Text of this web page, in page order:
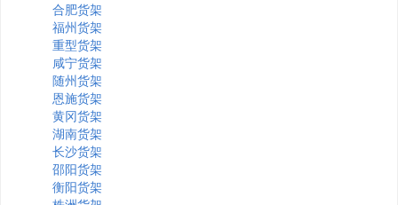
合肥货架
福州货架
重型货架
咸宁货架
随州货架
恩施货架
黄冈货架
湖南货架
长沙货架
邵阳货架
衡阳货架